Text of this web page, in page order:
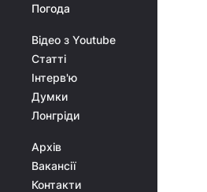
Погода
Відео з Youtube
Статті
Інтерв'ю
Думки
Лонгріди
Архів
Вакансії
Контакти